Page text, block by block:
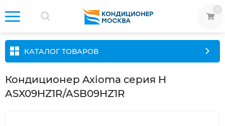
КАТАЛОГ ТОВАРОВ
Кондиционер Axioma серия H
ASX09HZ1R/ASB09HZ1R